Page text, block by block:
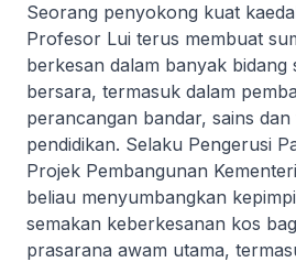
Seorang penyokong kuat
Profesor Lui terus membuat
berkesan dalam banyak bidang
bersara, termasuk dalam
perancangan bandar, sains
pendidikan. Selaku Pengerusi
Projek Pembangunan
beliau menyumbangkan
semakan keberkesanan kos
prasarana awam utama,